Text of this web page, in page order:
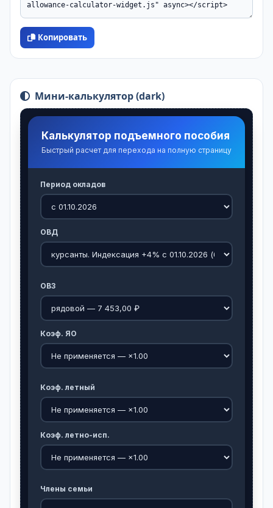
Копировать
Мини-калькулятор (dark)
Калькулятор подъемного пособия
Быстрый расчет для перехода на полную страницу
Период окладов
ОВД
ОВЗ
Коэф. ЯО
Коэф. летный
Коэф. летно-исп.
Члены семьи